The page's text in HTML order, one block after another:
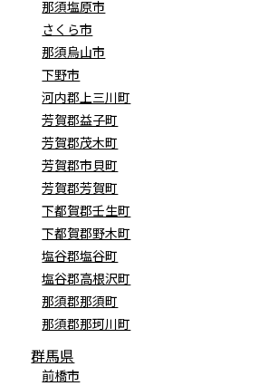
那須塩原市
さくら市
那須烏山市
下野市
河内郡上三川町
芳賀郡益子町
芳賀郡茂木町
芳賀郡市貝町
芳賀郡芳賀町
下都賀郡壬生町
下都賀郡野木町
塩谷郡塩谷町
塩谷郡高根沢町
那須郡那須町
那須郡那珂川町
群馬県
前橋市